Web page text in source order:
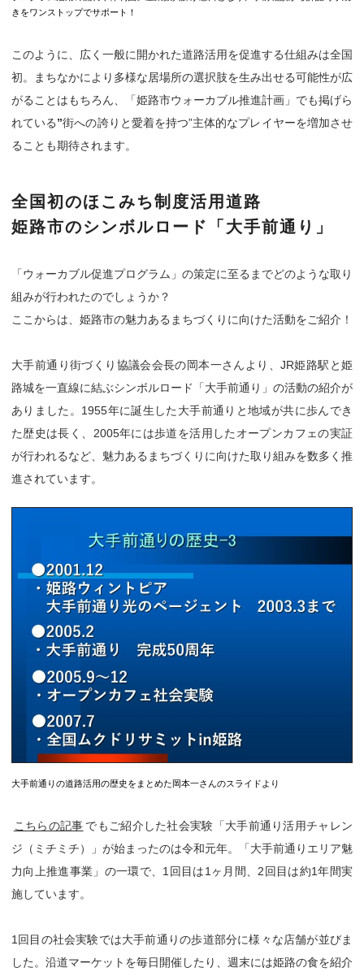
きをワンストップでサポート！
このように、広く一般に開かれた道路活用を促進する仕組みは全国
初。まちなかにより多様な居場所の選択肢を生み出せる可能性が広
がることはもちろん、「姫路市ウォーカブル推進計画」でも掲げら
れている”街への誇りと愛着を持つ”主体的なプレイヤーを増加させ
ることも期待されます。
全国初のほこみち制度活用道路
姫路市のシンボルロード「大手前通り」
「ウォーカブル促進プログラム」の策定に至るまでどのような取り
組みが行われたのでしょうか？
ここからは、姫路市の魅力あるまちづくりに向けた活動をご紹介！
大手前通り街づくり協議会会長の岡本一さんより、JR姫路駅と姫
路城を一直線に結ぶシンボルロード「大手前通り」の活動の紹介が
ありました。1955年に誕生した大手前通りと地域が共に歩んでき
た歴史は長く、2005年には歩道を活用したオープンカフェの実証
が行われるなど、魅力あるまちづくりに向けた取り組みを数多く推
進されています。
大手前通りの道路活用の歴史をまとめた岡本一さんのスライドより
こちらの記事 でもご紹介した社会実験「大手前通り活用チャレン
ジ（ミチミチ）」が始まったのは令和元年。「大手前通りエリア魅
力向上推進事業」の一環で、1回目は1ヶ月間、2回目は約1年間実
施しています。
1回目の社会実験では大手前通りの歩道部分に様々な店舗が並びま
した。沿道マーケットを毎日開催したり、週末には姫路の食を紹介